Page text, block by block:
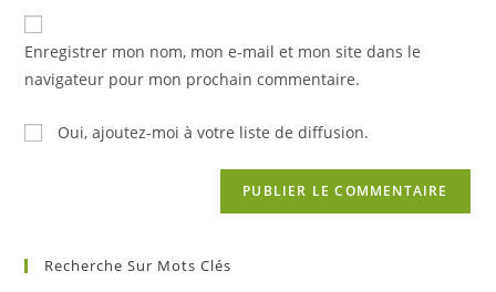
comment
de
votre
(facultatif)
Enregistrer mon nom, mon e-mail et mon site dans le
navigateur pour mon prochain commentaire.
Oui, ajoutez-moi à votre liste de diffusion.
Recherche Sur Mots Clés